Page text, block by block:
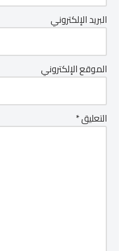
البريد الإلكتروني
الموقع الإلكتروني
التعليق*